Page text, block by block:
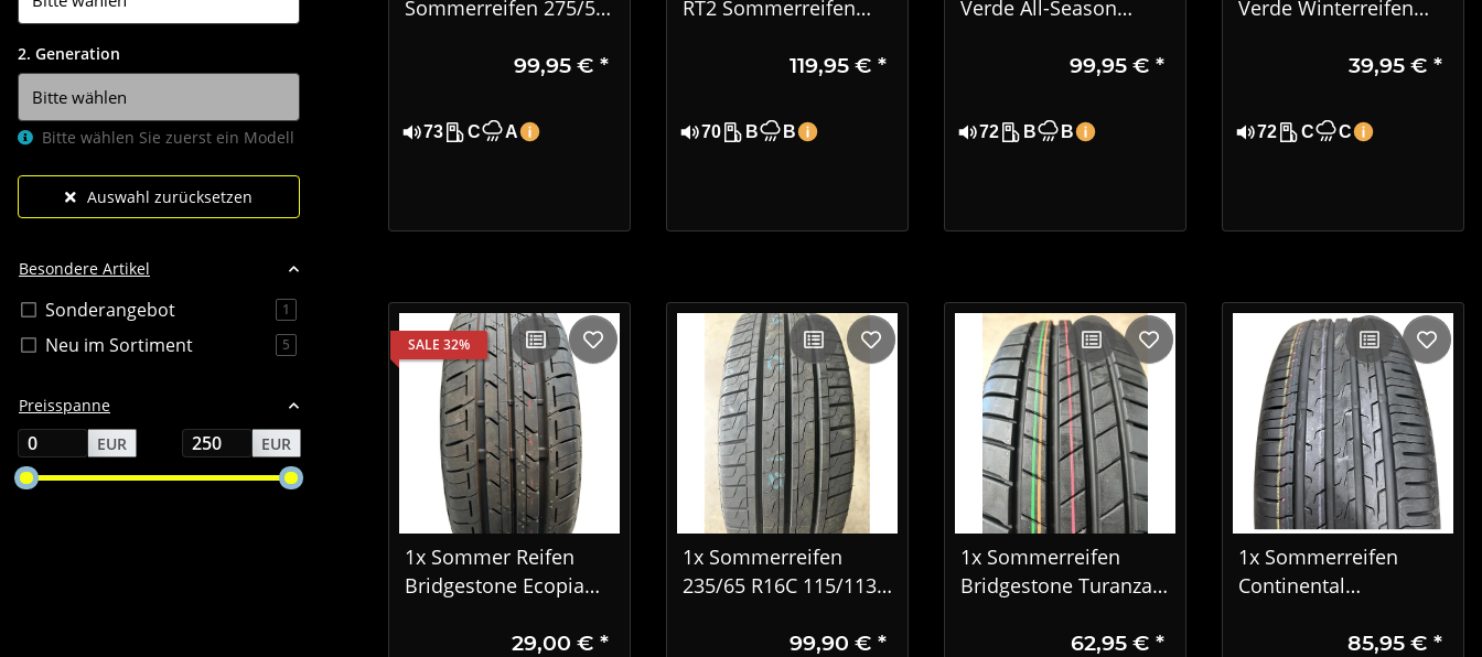
Sommerreifen 275/50
MO DOT182399,95 € *
73 C A
RT2 Sommerreifen
119,95 € *
70 B B
Verde All-Season
99,95 € *
72 B B
Verde Winterreifen
39,95 € *
72 C C
SALE 32%
1x Sommer Reifen
Bridgestone Ecopia
29,00 € *
1x Sommerreifen
235/65 R16C 115/113R
99,90 € *
1x Sommerreifen
Bridgestone Turanza
XL DOT 481962,95 € *
1x Sommerreifen
Continental
R16 91V XL EVc DOT
85,95 € *
2. Generation
Bitte wählen Sie zuerst ein Modell
Auswahl zurücksetzen
Besondere Artikel
Sonderangebot 1 Artikel gefunden
Neu im Sortiment 5
Preisspanne
EUR
EUR